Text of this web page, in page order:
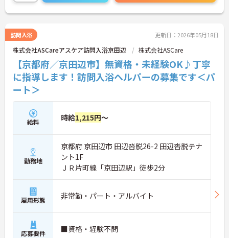
訪問入浴 更新日：2026年05月18日
株式会社ASCareアスケア訪問入浴京田辺 株式会社ASCare
【京都府／京田辺市】無資格・未経験OK♪丁寧
に指導します！訪問入浴ヘルパーの募集です＜パ
ート＞
給料 時給1,215円～
勤務地
京都府 京田辺市 田辺沓脱26-2 田辺沓脱テナ
ント1F
ＪＲ片町線「京田辺駅」徒歩2分
雇用形態 非常勤・パート・アルバイト
応募要件 ■資格・経験不問